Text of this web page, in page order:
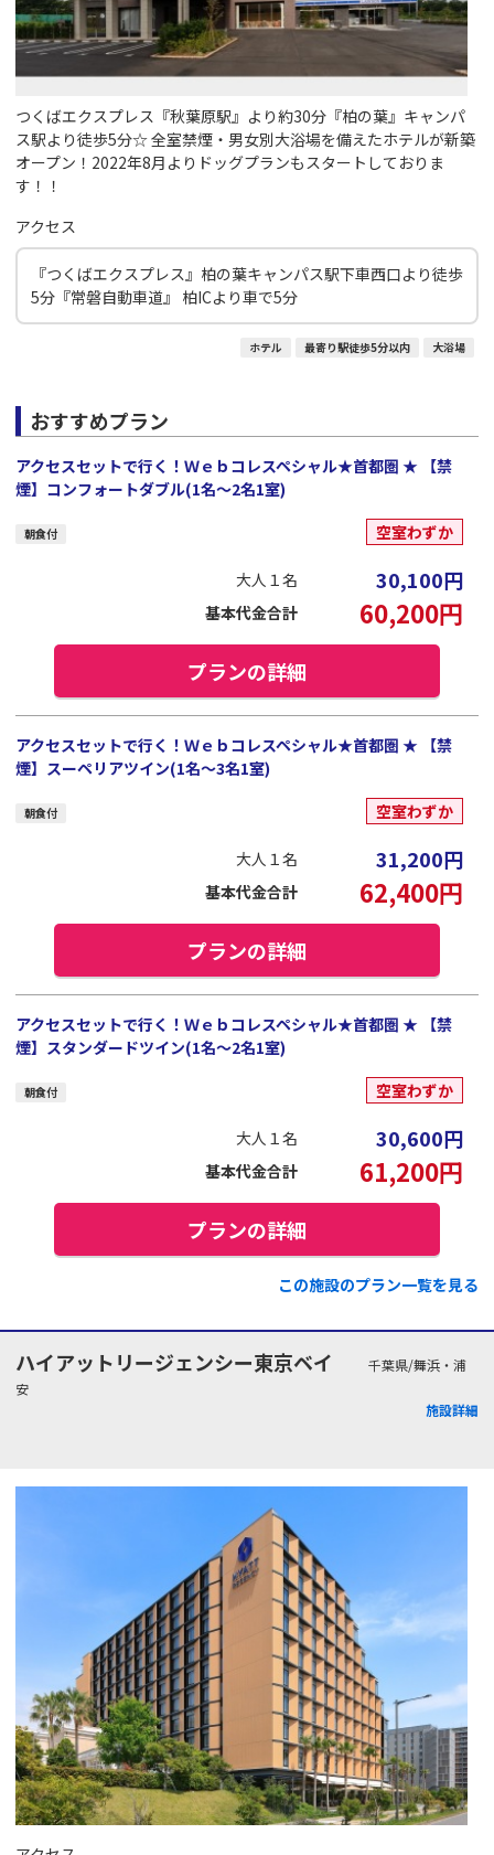
つくばエクスプレス『秋葉原駅』より約30分『柏の葉』キャンパ
ス駅より徒歩5分☆ 全室禁煙・男女別大浴場を備えたホテルが新築
オープン！2022年8月よりドッグプランもスタートしておりま
す！！
アクセス
『つくばエクスプレス』柏の葉キャンパス駅下車西口より徒歩
5分『常磐自動車道』 柏ICより車で5分
ホテル 最寄り駅徒歩5分以内 大浴場
おすすめプラン
アクセスセットで行く！Ｗｅｂコレスペシャル★首都圏 ★ 【禁
煙】コンフォートダブル(1名～2名1室)
朝食付 空室わずか
大人１名 30,100円
基本代金合計 60,200円
プランの詳細
アクセスセットで行く！Ｗｅｂコレスペシャル★首都圏 ★ 【禁
煙】スーペリアツイン(1名～3名1室)
朝食付 空室わずか
大人１名 31,200円
基本代金合計 62,400円
プランの詳細
アクセスセットで行く！Ｗｅｂコレスペシャル★首都圏 ★ 【禁
煙】スタンダードツイン(1名～2名1室)
朝食付 空室わずか
大人１名 30,600円
基本代金合計 61,200円
プランの詳細
この施設のプラン一覧を見る
ハイアットリージェンシー東京ベイ
千葉県/舞浜・浦
安
施設詳細